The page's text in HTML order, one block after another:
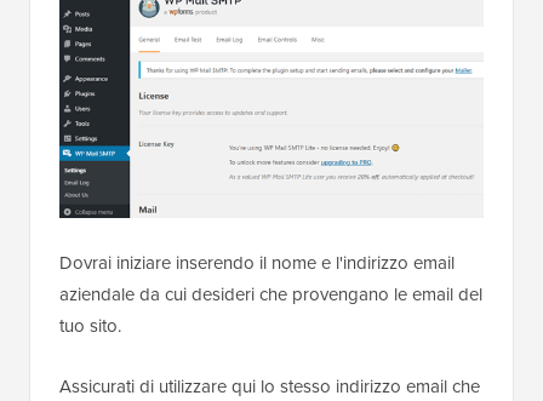
Dovrai iniziare inserendo il nome e l'indirizzo email
aziendale da cui desideri che provengano le email del
tuo sito.
Assicurati di utilizzare qui lo stesso indirizzo email che